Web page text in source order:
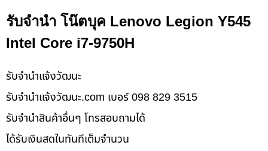
รับจำนำ โน๊ตบุค Lenovo Legion Y545
Intel Core i7-9750H
รับจํานําแจ้งวัฒนะ
รับจํานําแจ้งวัฒนะ.com เบอร์ 098 829 3515
รับจำนำสินค้าอื่นๆ โทรสอบถามได้
ได้รับเงินสดในทันทีเต็มจำนวน